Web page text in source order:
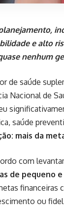
e alto
nenhum
de saúde
Nacional de
saúde
mais da
com
de pequeno
financeiras
ou